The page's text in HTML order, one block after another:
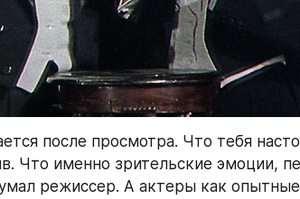
после просмотра. Что тебя
Что именно зрительские эмоции,
режиссер. А актеры как